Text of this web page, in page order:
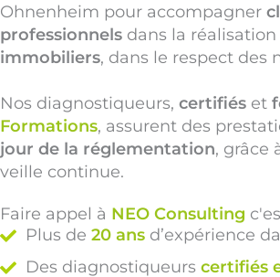
Ohnenheim pour accompagner
professionnels dans la
immobiliers, dans le respect des
Nos diagnostiqueurs, certifiés et
Formations, assurent des
jour de la réglementation, grâce
veille continue.
Faire appel à NEO Consulting
Plus de 20 ans d’expérience
Des diagnostiqueurs certifiés